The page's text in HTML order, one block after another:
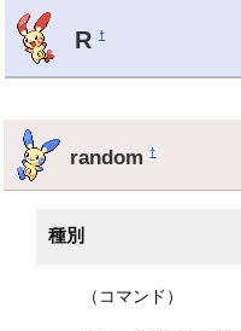
R†
random†
種別
（コマンド）